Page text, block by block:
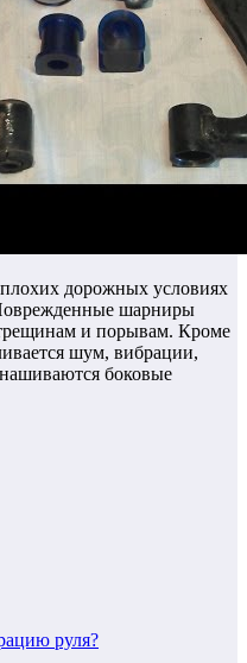
дорожных условиях
шарниры
и порывам. Кроме
шум, вибрации,
боковые
руля?